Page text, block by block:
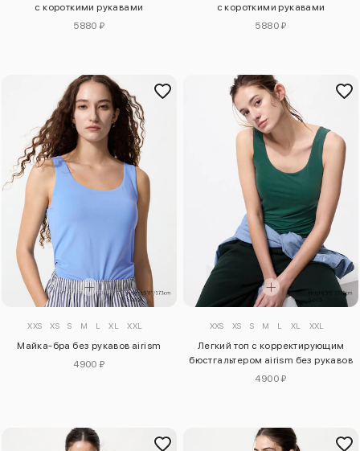
с короткими рукавами
5880 ₽
с короткими рукавами
5880 ₽
XXS XS S M L XL XXL
Майка-бра без рукавов airism
4900 ₽
XXS XS S M L XL XXL
Легкий топ с корректирующим
бюстгальтером airism без рукавов
4900 ₽